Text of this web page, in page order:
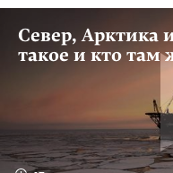
Север, Арктика
такое и кто там